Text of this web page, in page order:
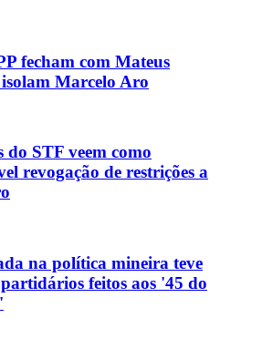
fecham com Mateus
isolam Marcelo Aro
do STF veem como
revogação de restrições a
na política mineira teve
feitos aos '45 do